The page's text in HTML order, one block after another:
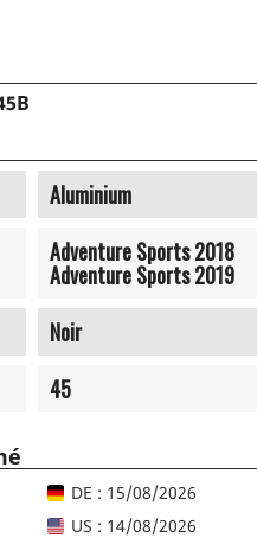
Aluminium
Adventure Sports 2018
Adventure Sports 2019
Noir
45
DE : 15/08/2026
US : 14/08/2026